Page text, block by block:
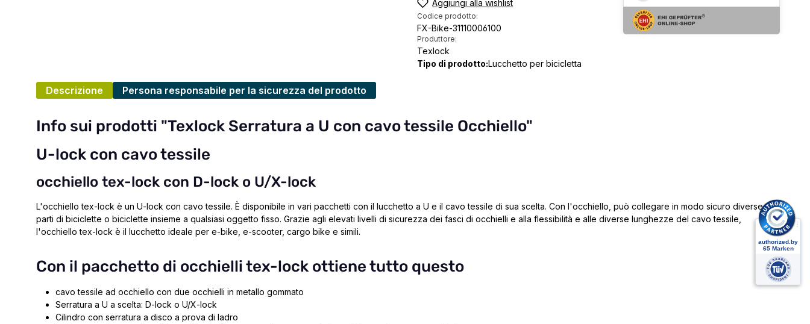
Aggiungi alla wishlist
Codice prodotto:
FX-Bike-31110006100
Produttore:
Texlock
Tipo di prodotto:Lucchetto per bicicletta
Descrizione Persona responsabile per la sicurezza del prodotto
Info sui prodotti "Texlock Serratura a U con cavo tessile Occhiello"
U-lock con cavo tessile
occhiello tex-lock con D-lock o U/X-lock
L'occhiello tex-lock è un U-lock con cavo tessile. È disponibile in vari pacchetti con il lucchetto a U e il cavo tessile di sua scelta. Con l'occhiello, può collegare in modo sicuro diverse
parti di biciclette o biciclette insieme a qualsiasi oggetto fisso. Grazie agli elevati livelli di sicurezza dei fasci di occhielli e alla flessibilità e alle diverse lunghezze del cavo tessile,
l'occhiello tex-lock è il lucchetto ideale per e-bike, e-scooter, cargo bike e simili.
Con il pacchetto di occhielli tex-lock ottiene tutto questo
cavo tessile ad occhiello con due occhielli in metallo gommato
Serratura a U a scelta: D-lock o U/X-lock
Cilindro con serratura a disco a prova di ladro